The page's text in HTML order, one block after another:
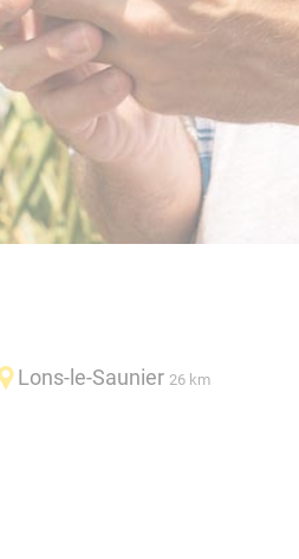
Lons-le-Saunier 26 km